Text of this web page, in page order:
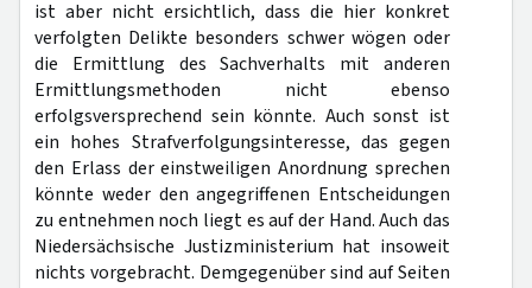
ist aber nicht ersichtlich, dass die hier konkret
verfolgten Delikte besonders schwer wögen oder
die Ermittlung des Sachverhalts mit anderen
Ermittlungsmethoden nicht ebenso
erfolgsversprechend sein könnte. Auch sonst ist
ein hohes Strafverfolgungsinteresse, das gegen
den Erlass der einstweiligen Anordnung sprechen
könnte weder den angegriffenen Entscheidungen
zu entnehmen noch liegt es auf der Hand. Auch das
Niedersächsische Justizministerium hat insoweit
nichts vorgebracht. Demgegenüber sind auf Seiten